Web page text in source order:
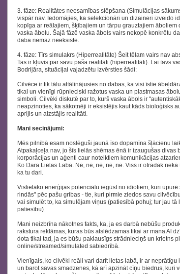
3. fāze: Realitātes neesamības slēpšana (Simulācijas
vispār nav. Iedomājies, ka selekcionāri un dizaineri izveido
kopīga ar reālajiem, šķībajiem un tārpu grauztajiem
vaska ābolu. Šajā fāzē vaska ābols vairs nekopē konkrētu
dabā nemaz neeksistē.
4. fāze: Tīrs simulakrs (Hiperrealitāte) Šeit tēlam vairs nav
Tas ir kļuvis par savu paša realitāti (hiperrealitāti). Lai tavs
Bodrijāra, situācijai vajadzētu izvērsties šādi:
Cilvēce ir tik tālu attālinājusies no dabas, ka visi īstie
tikai un vienīgi rūpnieciski ražotus vaska un plastmasas
simboli. Cilvēki diskutē par to, kurš vaska ābols ir
neapzinoties, ka sākotnēji ir eksistējis kaut kāds bioloģisks
aprijis un aizstājis realitāti.
Mani secinājumi:
Mēs pilnībā esam noslēguši jaunā īso dopamīna šļācienu
Atpakaļceļa nav, jo šīs lielās shēmas ēnā ir izaugušas divas
korporācijas un aģenti caur noteiktiem komunikācijas
Ko Dara Lietas Labā. Nē, nē, nē, nē, nē. Viss ir otrādāk
ka tu dari.
Vislielāko enerģijas potenciālu iegūst no idiotiem, kuri
rindās" pēc pašu gribas - tie, kuri pirmie ziedos savu
vai simulēt to, ka simulējam viņus (patiesībā pohuj; tur jau
patiesību).
Mani neizbrīna nākotnes fakts, ka, ja es darbā nebūšu
rakstura reklāmas, kuras būs atslēdzamas tikai ar mana AI
dota tikai tad, ja es būšu paklausīgs strādnieciņš un krietns
online/streamed/simulated sabiedrībā.
Vienīgais, ko cilvēki reāli vari darīt lietas labā, ir ar neprātīgu
un barot savas smadzenes, kā arī apzināt cīņu biedrus, kuri